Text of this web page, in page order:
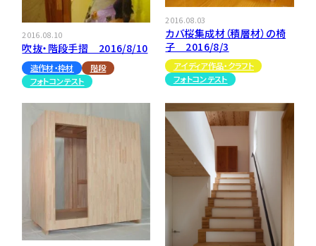
2016.08.10
吹抜・階段手摺 2016/8/10
造作材・枠材
階段
フォトコンテスト
2016.08.03
カバ桜集成材（積層材）の椅
子 2016/8/3
アイディア作品・クラフト
フォトコンテスト